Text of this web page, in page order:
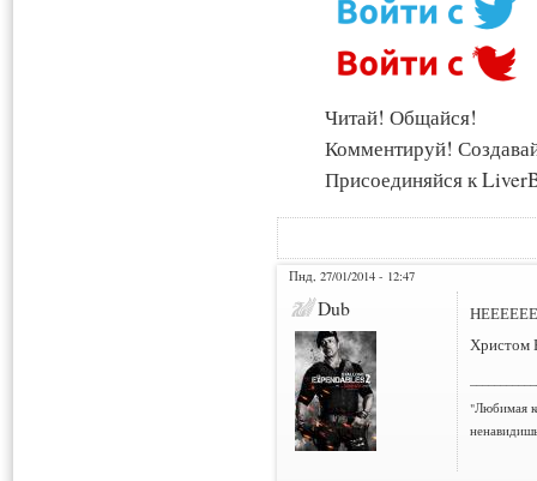
Читай! Общайся!
Комментируй!
Присоединяйся к
Пнд, 27/01/2014 - 12:47
Dub
Христом
"Любимая